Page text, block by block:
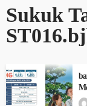
Sukuk